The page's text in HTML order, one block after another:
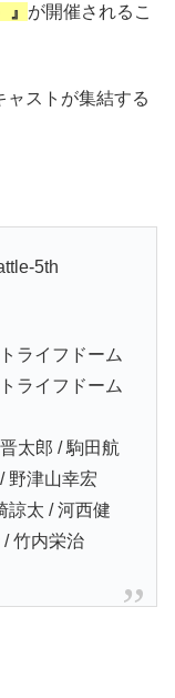
が開催されるこ
ャストが集結する
5th
ライフドーム
ライフドーム
太郎 / 駒田航
野津山幸宏
諒太 / 河西健
竹内栄治